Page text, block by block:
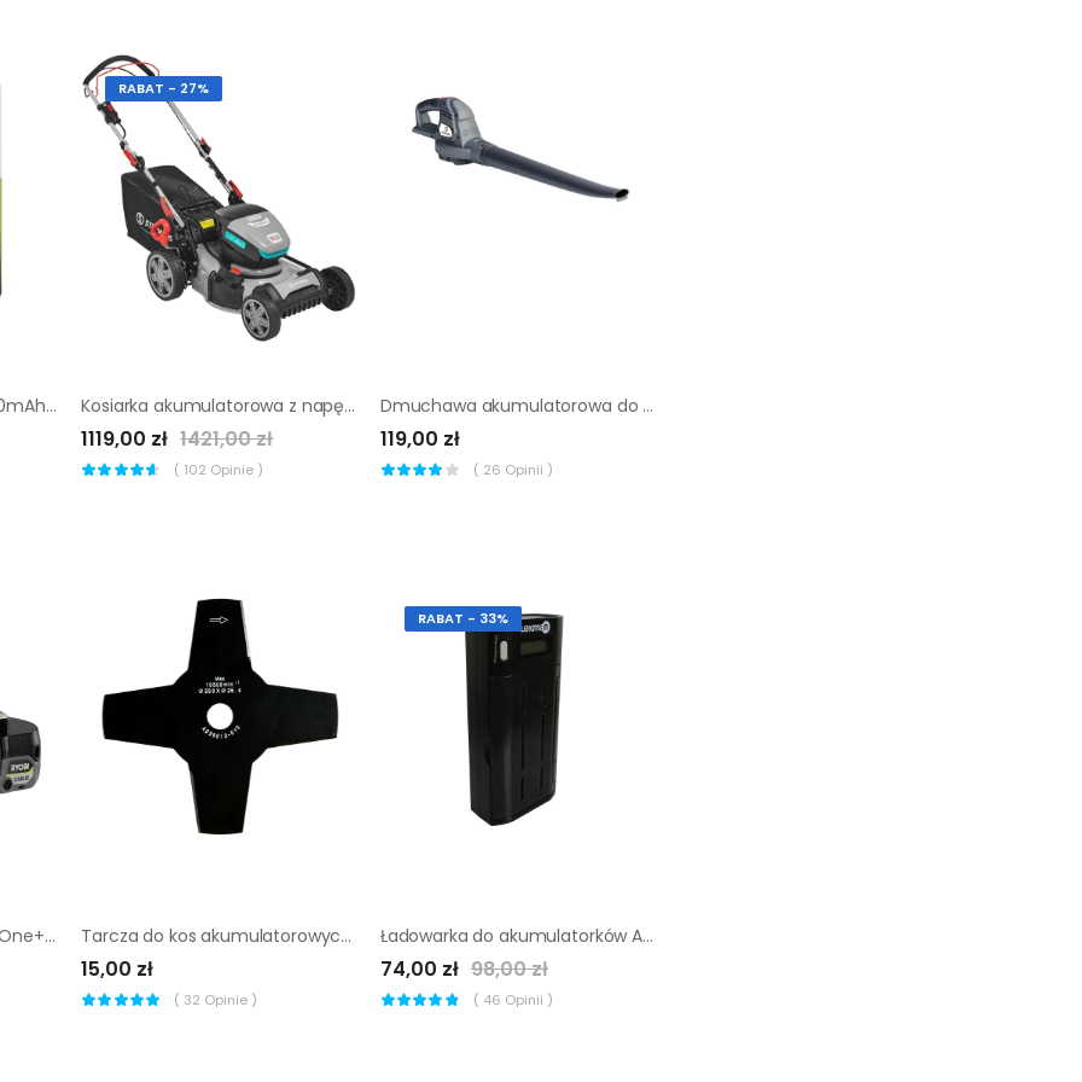
Akumulator L2 HR6 AA 2500mAh 4 szt. LEXMAN
RABAT - 27%
Kosiarka akumulatorowa z napędem Sterwins 40V 5 Ah
1119,00 zł 1421,00 zł
( 102 Opinie )
Dmuchawa akumulatorowa do liści Sterwins Solo 20V
119,00 zł
( 26 Opinii )
Akumulator 18V 2Ah Ryobi One+ RB1820C Tarcza do kos akumulatorowych 40VBC2-30BLD.1 Sterwins
15,00 zł
( 32 Opinie )
RABAT - 33%
Ładowarka do akumulatorków AA/AAA/C/D/9V LEXMAN
74,00 zł 98,00 zł
( 46 Opinii )